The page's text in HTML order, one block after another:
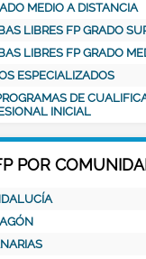
MEDIO A DISTANCIA
LIBRES FP GRADO
LIBRES FP GRADO
ESPECIALIZADOS
DE
INICIAL
POR